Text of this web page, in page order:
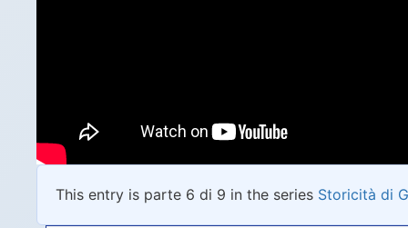
This entry is parte 6 di 9 in the series Storicità di